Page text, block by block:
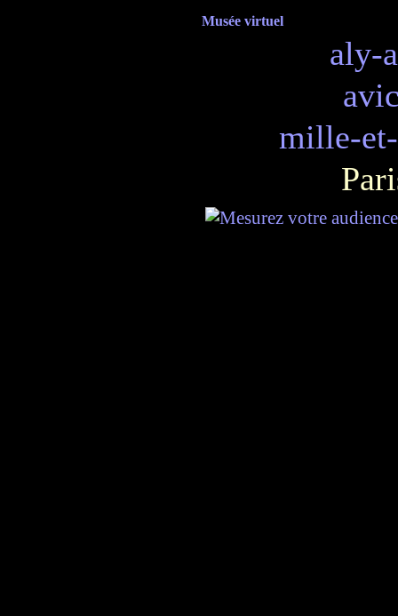
Musée virtuel
aly-
mille-